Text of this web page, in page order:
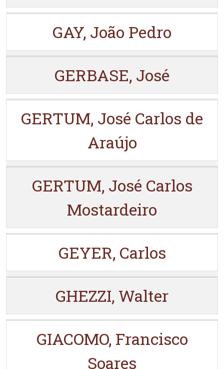
GAY, João Pedro
GERBASE, José
GERTUM, José Carlos de
Araújo
GERTUM, José Carlos
Mostardeiro
GEYER, Carlos
GHEZZI, Walter
GIACOMO, Francisco
Soares